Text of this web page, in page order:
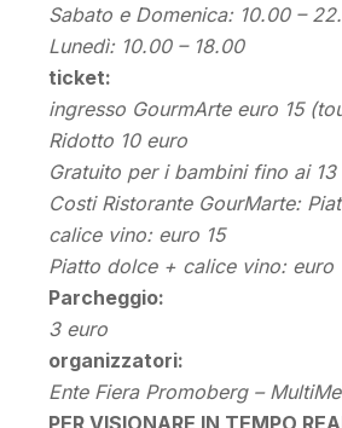
Sabato e Domenica: 10.00 –
Lunedì: 10.00 – 18.00
ticket:
ingresso GourmArte euro 15
Ridotto 10 euro
Gratuito per i bambini fino ai
Costi Ristorante GourMarte:
calice vino: euro 15
Piatto dolce + calice vino: euro
Parcheggio:
3 euro
organizzatori:
Ente Fiera Promoberg –
PER VISIONARE IN TEMPO